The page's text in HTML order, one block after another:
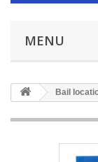
MENU
Bail